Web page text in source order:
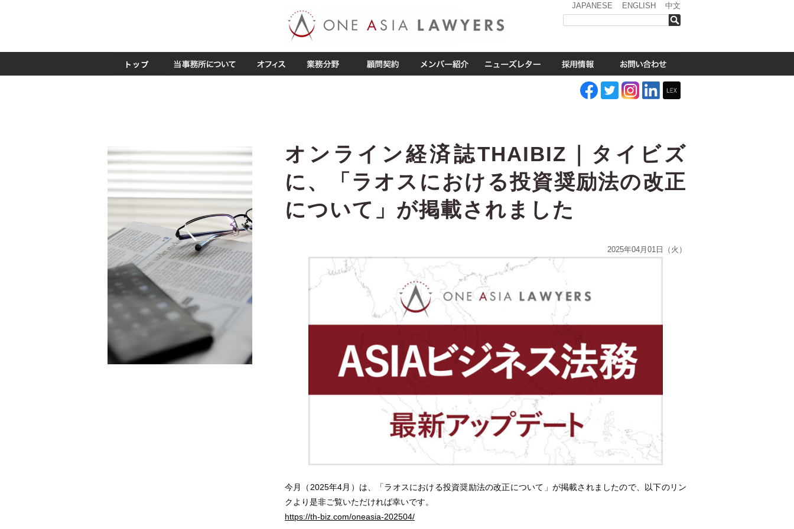
JAPANESE ENGLISH 中文
オンライン経済誌THAIBIZ｜タイビズ
に、「ラオスにおける投資奨励法の改正
について」が掲載されました
2025年04月01日（火）
今月（2025年4月）は、「ラオスにおける投資奨励法の改正について」が掲載されましたので、以下のリン
クより是非ご覧いただければ幸いです。
https://th-biz.com/oneasia-202504/